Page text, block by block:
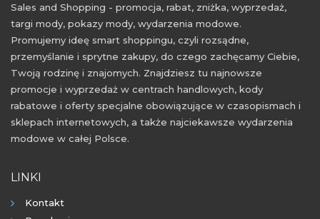
Sales and Shopping - promocja, rabat, zniżka, wyprzedaż,
targi mody, pokazy mody, wydarzenia modowe.
Promujemy ideę smart shoppingu, czyli rozsądne,
przemyślanie i sprytne zakupy, do czego zachęcamy Ciebie,
Twoją rodzinę i znajomych. Znajdziesz tu najnowsze
promocje i wyprzedaż w centrach handlowych, kody
rabatowe i oferty specjalne obowiązujące w czasopismach i
sklepach internetowych, a także najciekawsze wydarzenia
modowe w całej Polsce.
LINKI
Kontakt